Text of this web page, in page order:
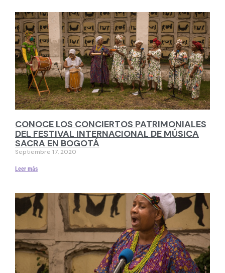
CONOCE LOS CONCIERTOS PATRIMONIALES
DEL FESTIVAL INTERNACIONAL DE MÚSICA
SACRA EN BOGOTÁ
Septiembre 17, 2020
Leer más